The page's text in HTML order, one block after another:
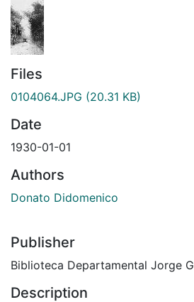
Files
0104064.JPG (20.31 KB)
Date
1930-01-01
Authors
Donato Didomenico
Publisher
Biblioteca Departamental Jorge
Description